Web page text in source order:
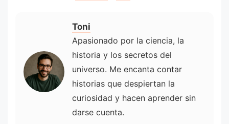
Toni
Apasionado por la ciencia, la
historia y los secretos del
universo. Me encanta contar
historias que despiertan la
curiosidad y hacen aprender sin
darse cuenta.